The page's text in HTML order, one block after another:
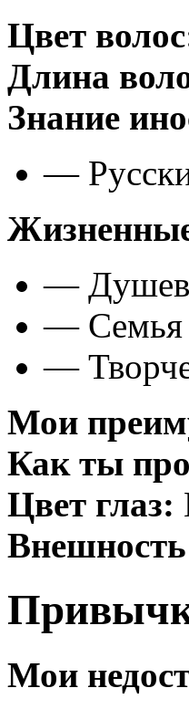
Цвет
Длина
Знание
—
—
— Семья
—
Мои
Как ты
Цвет глаз:
Мои